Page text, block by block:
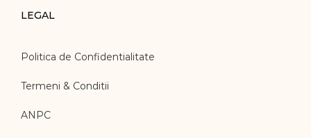
LEGAL
Politica de Confidentialitate
Termeni & Conditii
ANPC